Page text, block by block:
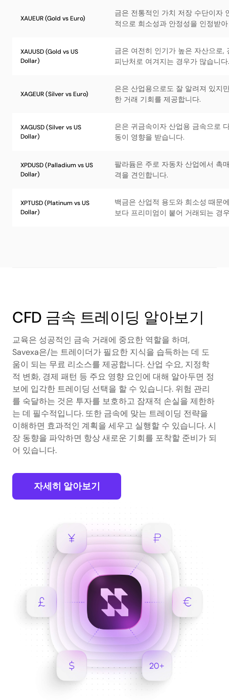
XAUEUR (Gold vs Euro)
금은 전통적인 가치 저장 수단이자
적으로 희소성과 안정성을 인정받
XAUUSD (Gold vs US
Dollar)
금은 여전히 인기가 높은 자산으로,
피난처로 여겨지는 경우가 많습니다.
XAGEUR (Silver vs Euro)
은은 산업용으로도 잘 알려져 있지
한 거래 기회를 제공합니다.
XAGUSD (Silver vs US
Dollar)
은은 귀금속이자 산업용 금속으로
동이 영향을 받습니다.
XPDUSD (Palladium vs US
Dollar)
팔라듐은 주로 자동차 산업에서 촉
격을 견인합니다.
XPTUSD (Platinum vs US
Dollar)
백금은 산업적 용도와 희소성 때문
보다 프리미엄이 붙어 거래되는 경
CFD 금속 트레이딩 알아보기
교육은 성공적인 금속 거래에 중요한 역할을 하며,
Savexa은/는 트레이더가 필요한 지식을 습득하는 데 도
움이 되는 무료 리소스를 제공합니다. 산업 수요, 지정학
적 변화, 경제 패턴 등 주요 영향 요인에 대해 알아두면 정
보에 입각한 트레이딩 선택을 할 수 있습니다. 위험 관리
를 숙달하는 것은 투자를 보호하고 잠재적 손실을 제한하
는 데 필수적입니다. 또한 금속에 맞는 트레이딩 전략을
이해하면 효과적인 계획을 세우고 실행할 수 있습니다. 시
장 동향을 파악하면 항상 새로운 기회를 포착할 준비가 되
어 있습니다.
자세히 알아보기